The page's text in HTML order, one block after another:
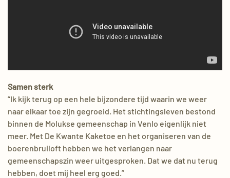
Samen sterk
“Ik kijk terug op een hele bijzondere tijd waarin we weer
naar elkaar toe zijn gegroeid. Het stichtingsleven bestond
binnen de Molukse gemeenschap in Venlo eigenlijk niet
meer. Met De Kwante Kaketoe en het organiseren van de
boerenbruiloft hebben we het verlangen naar
gemeenschapszin weer uitgesproken. Dat we dat nu terug
hebben, doet mij heel erg goed.”